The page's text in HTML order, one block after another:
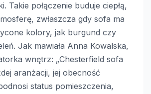
Takie połączenie buduje ciepłą,
zwłaszcza gdy sofa ma
kolory, jak burgund czy
Jak mawiała Anna Kowalska,
wnętrz: „Chesterfield sofa
aranżacji, jej obecność
status pomieszczenia,